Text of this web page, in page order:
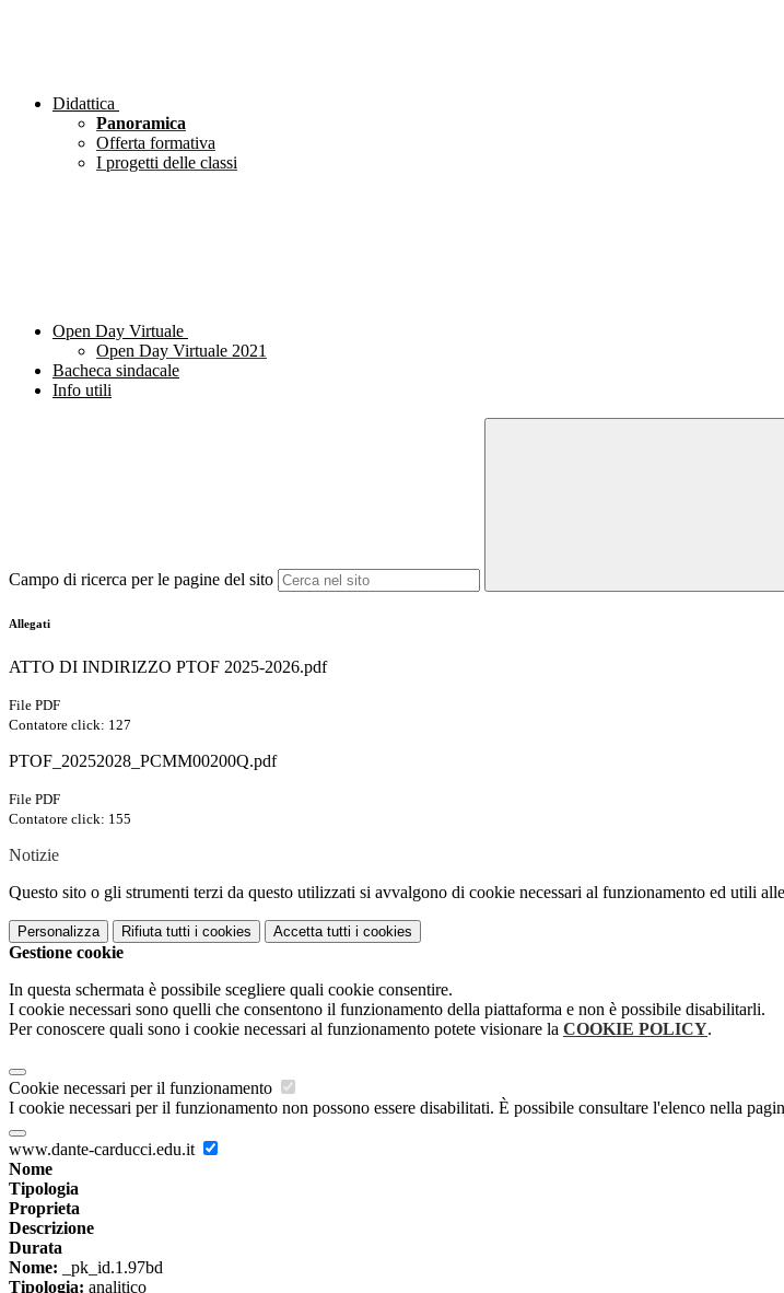
Didattica
Panoramica
Offerta formativa
I progetti delle classi
Open Day Virtuale
Open Day Virtuale 2021
Bacheca sindacale
Info utili
Campo di ricerca per le pagine del sito
Allegati
ATTO DI INDIRIZZO PTOF 2025-2026.pdf
File PDF
Contatore click: 127
PTOF_20252028_PCMM00200Q.pdf
File PDF
Contatore click: 155
Notizie
Questo sito o gli strumenti terzi da questo utilizzati si avvalgono di cookie necessari al funzionamento ed utili
Personalizza Rifiuta tutti i cookies Accetta tutti i cookies
Gestione cookie
In questa schermata è possibile scegliere quali cookie consentire.
I cookie necessari sono quelli che consentono il funzionamento della piattaforma e non è possibile disabilitarli.
Per conoscere quali sono i cookie necessari al funzionamento potete visionare la COOKIE POLICY.
Cookie necessari per il funzionamento
I cookie necessari per il funzionamento non possono essere disabilitati. È possibile consultare l'elenco nella
www.dante-carducci.edu.it
Nome
Tipologia
Proprieta
Descrizione
Durata
Nome: _pk_id.1.97bd
Tipologia: analitico